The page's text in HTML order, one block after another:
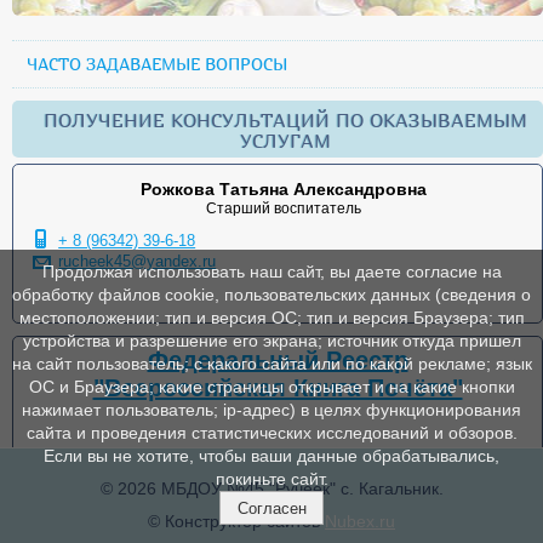
ЧАСТО ЗАДАВАЕМЫЕ ВОПРОСЫ
ПОЛУЧЕНИЕ КОНСУЛЬТАЦИЙ ПО ОКАЗЫВАЕМЫМ
УСЛУГАМ
Рожкова Татьяна Александровна
Старший воспитатель
+ 8 (96342) 39-6-18
rucheek45@yandex.ru
Федеральный Реестр
"Всероссийская Книга Почёта"
© 2026 МБДОУ №45 "Ручеек" с. Кагальник.
© Конструктор сайтов Nubex.ru
Продолжая использовать наш сайт, вы даете согласие на
обработку файлов cookie, пользовательских данных (сведения о
местоположении; тип и версия ОС; тип и версия Браузера; тип
устройства и разрешение его экрана; источник откуда пришел
на сайт пользователь; с какого сайта или по какой рекламе; язык
ОС и Браузера; какие страницы открывает и на какие кнопки
нажимает пользователь; ip-адрес) в целях функционирования
сайта и проведения статистических исследований и обзоров.
Если вы не хотите, чтобы ваши данные обрабатывались,
покиньте сайт.
Согласен